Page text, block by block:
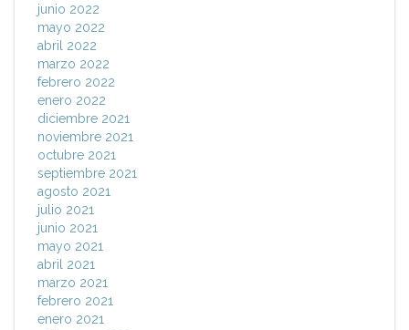
junio 2022
mayo 2022
abril 2022
marzo 2022
febrero 2022
enero 2022
diciembre 2021
noviembre 2021
octubre 2021
septiembre 2021
agosto 2021
julio 2021
junio 2021
mayo 2021
abril 2021
marzo 2021
febrero 2021
enero 2021